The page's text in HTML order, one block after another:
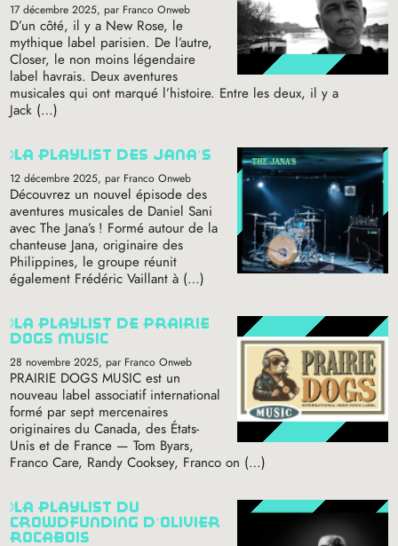
17 décembre 2025, par Franco Onweb
D’un côté, il y a New Rose, le
mythique label parisien. De l’autre,
Closer, le non moins légendaire
label havrais. Deux aventures
musicales qui ont marqué l’histoire. Entre les deux, il y a
Jack (…)
la playlist des jana’s
12 décembre 2025, par Franco Onweb
Découvrez un nouvel épisode des
aventures musicales de Daniel Sani
avec The Jana’s ! Formé autour de la
chanteuse Jana, originaire des
Philippines, le groupe réunit
également Frédéric Vaillant à (…)
la playlist de prairie
dogs music
28 novembre 2025, par Franco Onweb
PRAIRIE DOGS MUSIC est un
nouveau label associatif international
formé par sept mercenaires
originaires du Canada, des États-
Unis et de France — Tom Byars,
Franco Care, Randy Cooksey, Franco on (…)
la playlist du
crowdfunding d’olivier
rocabois